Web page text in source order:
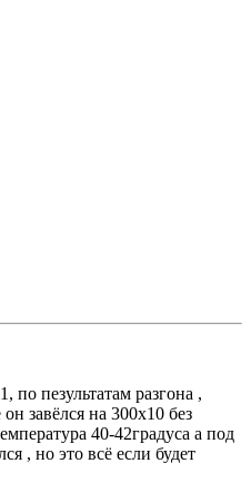
по пезультатам разгона ,
завёлся на 300х10 без
40-42градуса а под
, но это всё если будет